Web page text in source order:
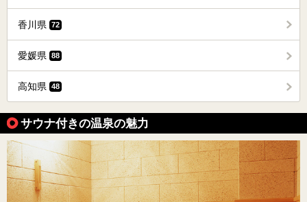
香川県 72
愛媛県 88
高知県 48
サウナ付きの温泉の魅力